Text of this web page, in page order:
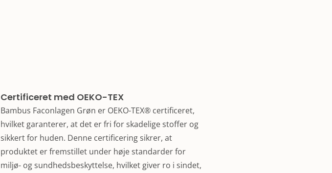
Certificeret med OEKO-TEX
Bambus Faconlagen Grøn er OEKO-TEX® certificeret,
hvilket garanterer, at det er fri for skadelige stoffer og
sikkert for huden. Denne certificering sikrer, at
produktet er fremstillet under høje standarder for
miljø- og sundhedsbeskyttelse, hvilket giver ro i sindet,